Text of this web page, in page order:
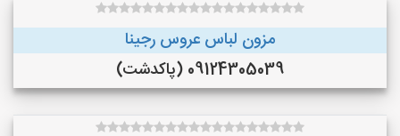
مزون لباس عروس رجینا
09124305039 (پاکدشت)